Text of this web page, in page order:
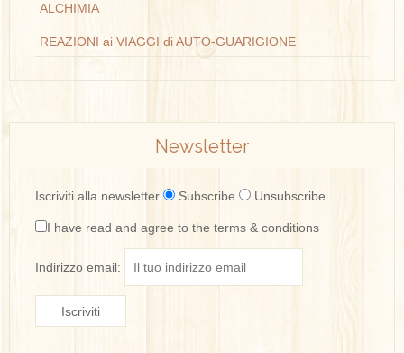
ALCHIMIA
REAZIONI ai VIAGGI di AUTO-GUARIGIONE
Newsletter
Iscriviti alla newsletter Subscribe Unsubscribe
I have read and agree to the terms & conditions
Indirizzo email: